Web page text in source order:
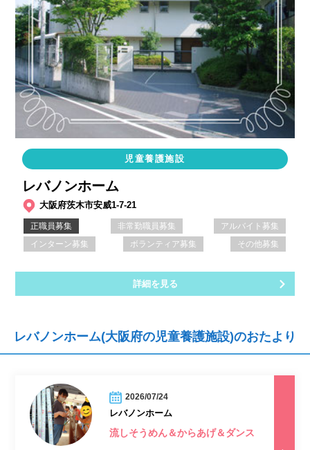
児童養護施設
レバノンホーム
大阪府茨木市安威1-7-21
正職員募集 非常勤職員募集
アルバイト募集
インターン募集
ボランティア募集 その他募集
詳細を見る
レバノンホーム(大阪府の児童養護施設)のおたより
2026/07/24
レバノンホーム
流しそうめん＆からあげ＆ダンス